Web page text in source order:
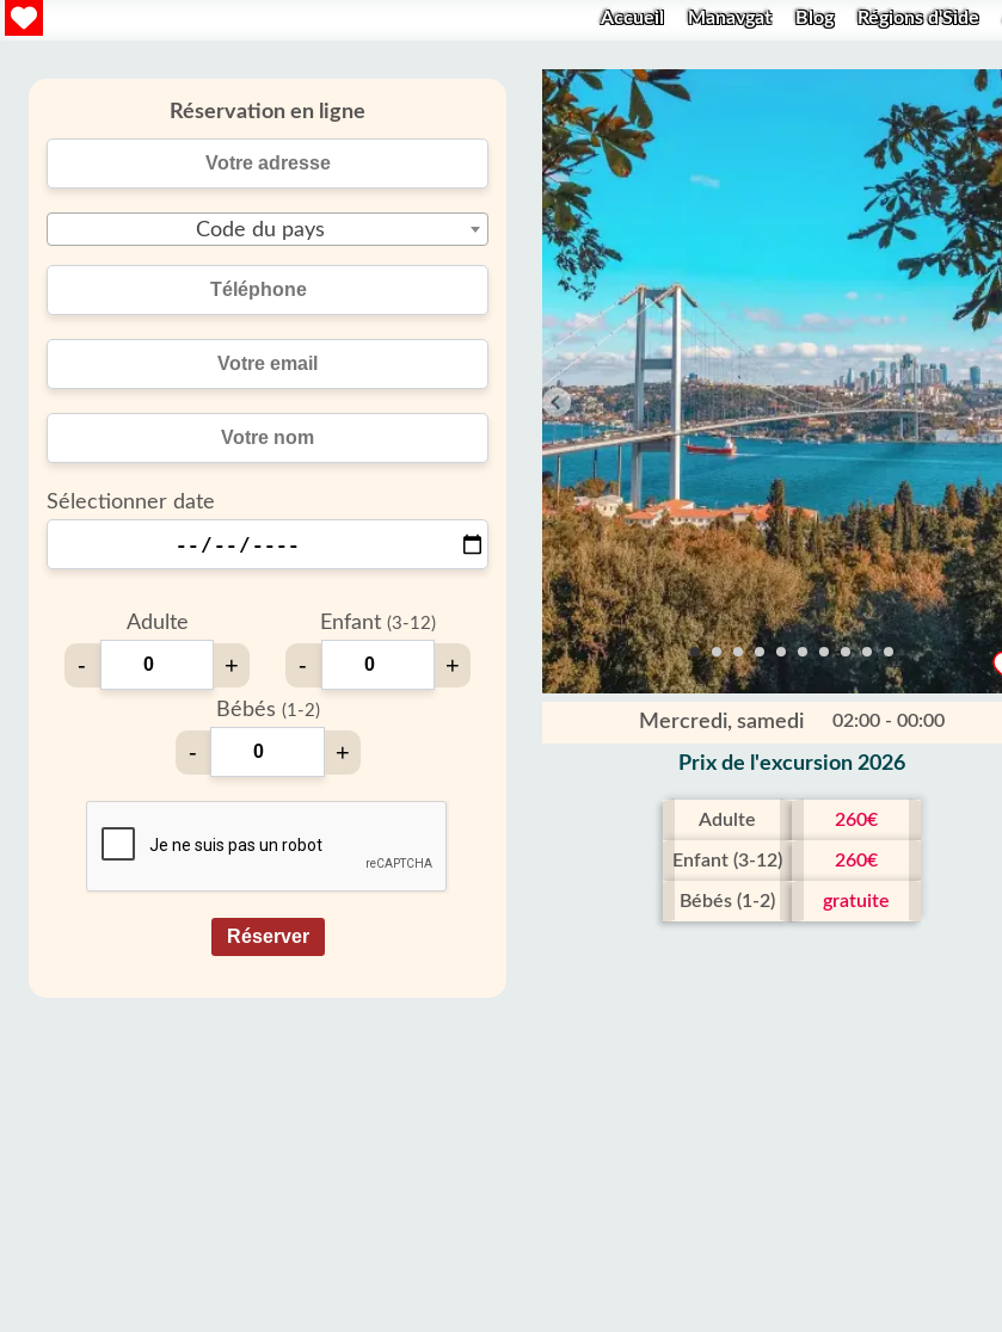
Accueil Manavgat Blog Régions d'Side
Mercredi, samedi 02:00 - 00:00
Prix ​​de l'excursion 2026
Adulte 260€
Enfant (3-12) 260€
Bébés (1-2) gratuite
Réservation en ligne
Code du pays
Sélectionner date
Adulte
- +
Enfant (3-12)
- +
Bébés (1-2)
- +
Réserver